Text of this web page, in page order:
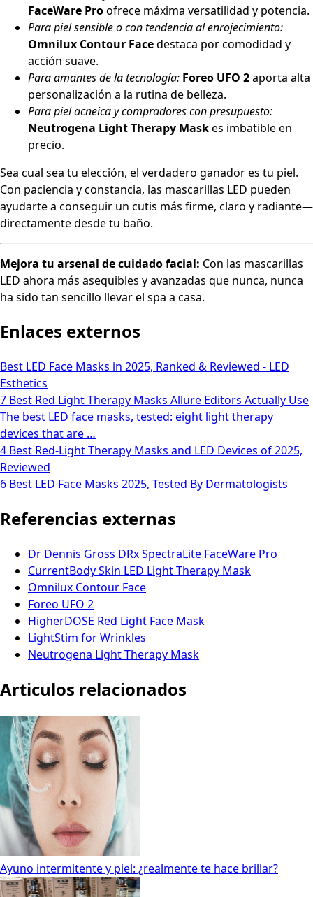
FaceWare Proofrece máxima versatilidad y potencia.
Para piel sensible o con tendencia al enrojecimiento:
Omnilux Contour Facedestaca por comodidad y
acción suave.
Para amantes de la tecnología: Foreo UFO 2aporta alta
personalización a la rutina de belleza.
Para piel acneica y compradores con presupuesto:
Neutrogena Light Therapy Maskes imbatible en
precio.
Sea cual sea tu elección, el verdadero ganador es tu piel.
Con paciencia y constancia, las mascarillas LED pueden
ayudarte a conseguir un cutis más firme, claro y radiante—
directamente desde tu baño.
Mejora tu arsenal de cuidado facial: Con las mascarillas
LED ahora más asequibles y avanzadas que nunca, nunca
ha sido tan sencillo llevar el spa a casa.
Enlaces externos
Best LED Face Masks in 2025, Ranked & Reviewed - LED
Esthetics
7 Best Red Light Therapy Masks Allure Editors Actually Use
The best LED face masks, tested: eight light therapy
devices that are …
4 Best Red-Light Therapy Masks and LED Devices of 2025,
Reviewed
6 Best LED Face Masks 2025, Tested By Dermatologists
Referencias externas
Dr Dennis Gross DRx SpectraLite FaceWare Pro
CurrentBody Skin LED Light Therapy Mask
Omnilux Contour Face
Foreo UFO 2
HigherDOSE Red Light Face Mask
LightStim for Wrinkles
Neutrogena Light Therapy Mask
Articulos relacionados
Ayuno intermitente y piel: ¿realmente te hace brillar?